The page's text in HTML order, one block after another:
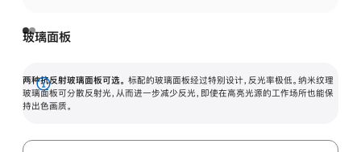
玻璃面板
两种抗反射玻璃面板可选。 标配的玻璃面板经过特别设计，反光率极低。纳米纹理
玻璃面板可分散反射光，从而进一步减少反光，即使在高亮光源的工作场所也能保
持出色画质。
展
开